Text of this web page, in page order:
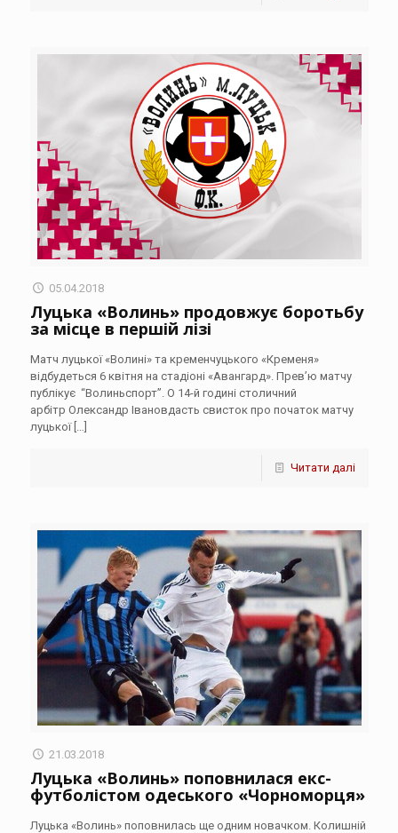
05.04.2018
Луцька «Волинь» продовжує боротьбу
за місце в першій лізі
Матч луцької «Волині» та кременчуцького «Кременя»
відбудеться 6 квітня на стадіоні «Авангард». Прев’ю матчу
публікує “Волиньспорт”. О 14-й годині столичний
арбітр Олександр Івановдасть свисток про початок матчу
луцької[…]
Читати далі
21.03.2018
Луцька «Волинь» поповнилася екс-
футболістом одеського «Чорноморця»
Луцька «Волинь» поповнилась ще одним новачком. Колишній